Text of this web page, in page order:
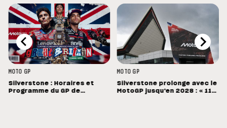
MOTO GP
Silverstone : Horaires et
Programme du GP de
MOTO GP
Silverstone prolonge avec le
MotoGP jusqu'en 2028 : « 11